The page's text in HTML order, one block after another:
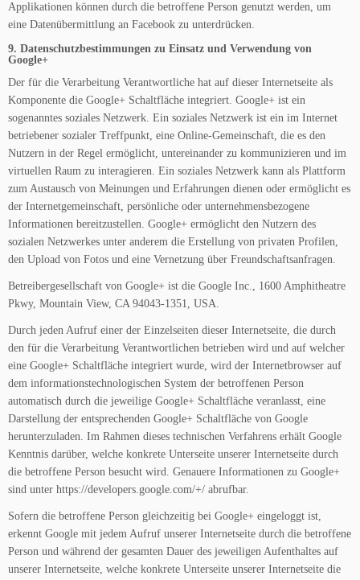
Applikationen können durch die betroffene Person genutzt werden, um
eine Datenübermittlung an Facebook zu unterdrücken.
9. Datenschutzbestimmungen zu Einsatz und Verwendung von
Google+
Der für die Verarbeitung Verantwortliche hat auf dieser Internetseite als
Komponente die Google+ Schaltfläche integriert. Google+ ist ein
sogenanntes soziales Netzwerk. Ein soziales Netzwerk ist ein im Internet
betriebener sozialer Treffpunkt, eine Online-Gemeinschaft, die es den
Nutzern in der Regel ermöglicht, untereinander zu kommunizieren und im
virtuellen Raum zu interagieren. Ein soziales Netzwerk kann als Plattform
zum Austausch von Meinungen und Erfahrungen dienen oder ermöglicht es
der Internetgemeinschaft, persönliche oder unternehmensbezogene
Informationen bereitzustellen. Google+ ermöglicht den Nutzern des
sozialen Netzwerkes unter anderem die Erstellung von privaten Profilen,
den Upload von Fotos und eine Vernetzung über Freundschaftsanfragen.
Betreibergesellschaft von Google+ ist die Google Inc., 1600 Amphitheatre
Pkwy, Mountain View, CA 94043-1351, USA.
Durch jeden Aufruf einer der Einzelseiten dieser Internetseite, die durch
den für die Verarbeitung Verantwortlichen betrieben wird und auf welcher
eine Google+ Schaltfläche integriert wurde, wird der Internetbrowser auf
dem informationstechnologischen System der betroffenen Person
automatisch durch die jeweilige Google+ Schaltfläche veranlasst, eine
Darstellung der entsprechenden Google+ Schaltfläche von Google
herunterzuladen. Im Rahmen dieses technischen Verfahrens erhält Google
Kenntnis darüber, welche konkrete Unterseite unserer Internetseite durch
die betroffene Person besucht wird. Genauere Informationen zu Google+
sind unter https://developers.google.com/+/ abrufbar.
Sofern die betroffene Person gleichzeitig bei Google+ eingeloggt ist,
erkennt Google mit jedem Aufruf unserer Internetseite durch die betroffene
Person und während der gesamten Dauer des jeweiligen Aufenthaltes auf
unserer Internetseite, welche konkrete Unterseite unserer Internetseite die